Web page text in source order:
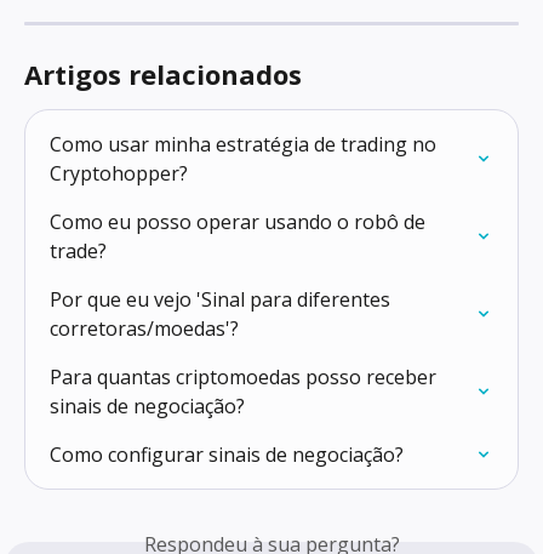
Artigos relacionados
Como usar minha estratégia de trading no
Cryptohopper?
Como eu posso operar usando o robô de
trade?
Por que eu vejo 'Sinal para diferentes
corretoras/moedas'?
Para quantas criptomoedas posso receber
sinais de negociação?
Como configurar sinais de negociação?
Respondeu à sua pergunta?